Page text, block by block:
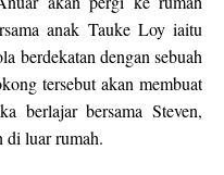
anak Tauke Loy iaitu
berdekatan dengan sebuah
tersebut akan membuat
berlajar bersama Steven,
di luar rumah.